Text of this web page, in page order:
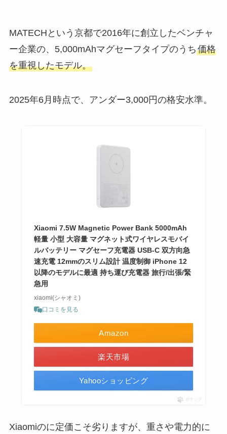
MATECHという京都で2016年に創立したベンチャ
ー企業の、5,000mAhマグセーフタイプのうち価格
を重視したモデル。
2025年6月時点で、アンダー3,000円の格安水準。
Xiaomi 7.5W Magnetic Power Bank 5000mAh
軽量 小型 大容量 マグネット式ワイヤレスモバイ
ルバッテリー マグセーフ充電器 USB-C 双方向急
速充電 12mmのスリム設計 温度制御 iPhone 12
以降のモデルに最適 持ち運び充電器 旅行/出張/緊
急用
xiaomi(シャオミ)
口コミを見る
Amazon
楽天市場
Yahooショッピング
ポチップ
Xiaomiのに定価こそ劣りますが、重さや電力的に